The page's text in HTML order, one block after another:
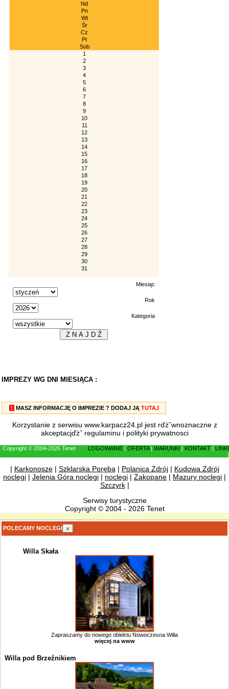
Nd
Pn
Wt
Śr
Cz
Pt
Sob
1
2
3
4
5
6
7
8
9
10
11
12
13
14
15
16
17
18
19
20
21
22
23
24
25
26
27
28
29
30
31
Miesiąc
Rok
Kategoria
IMPREZY WG DNI MIESIĄCA :
! MASZ INFORMACJĘ O IMPREZIE ? DODAJ JĄ TUTAJ
Korzystanie z serwisu www.karpacz24.pl jest rďż˝wnoznaczne z
akceptacjďż˝ regulaminu i polityki prywatnosci
Copyright © 2004-2026 Tenet LOGOWANIE OFERTA| WARUNKI KONTAKT
LINKI
| Karkonosze| Szklarska Poręba| Polanica Zdrój| Kudowa Zdrój
noclegi | Jelenia Góra noclegi | noclegi | Zakopane | Mazury noclegi |
Szczyrk|
Serwisy turystyczne
Copyright © 2004 - 2026 Tenet
POLECAMY NOCLEGI x
Willa Skała
Zapraszamy do nowego obiektu Nowoczesna Willa
więcej na www
Willa pod Brzeźnikiem